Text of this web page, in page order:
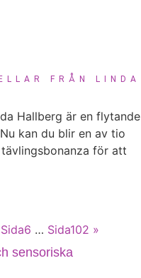
FRÅN LINDA
Hallberg är en flytande
kan du blir en av tio
för att
Sida6 … Sida102 »
sensoriska